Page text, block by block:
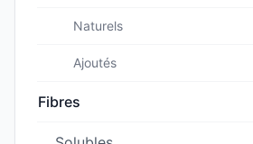
Naturels
Ajoutés
Fibres